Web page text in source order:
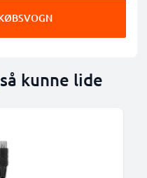
kunne lide